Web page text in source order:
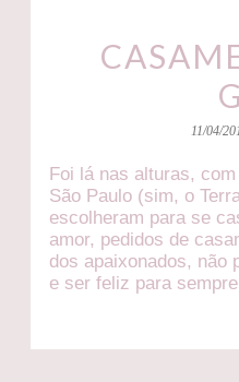
11/04/
Foi lá nas alturas,
São Paulo (sim, o
escolheram para se
amor, pedidos de
dos apaixonados, não
e ser feliz para